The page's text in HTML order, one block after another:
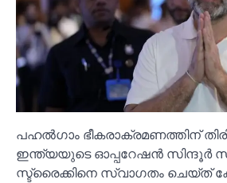
പഹല്‍ഗാം ഭീകരാക്രമണത്തിന്
ഇന്ത്യയുടെ ഓപ്പറേഷൻ സിന്ദൂര്‍
സ്ട്രൈക്കിനെ സ്വാഗതം